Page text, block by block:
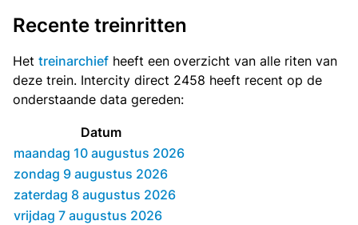
Recente treinritten
Het treinarchief heeft een overzicht van alle riten van
deze trein. Intercity direct 2458 heeft recent op de
onderstaande data gereden:
Datum
maandag 10 augustus 2026
zondag 9 augustus 2026
zaterdag 8 augustus 2026
vrijdag 7 augustus 2026